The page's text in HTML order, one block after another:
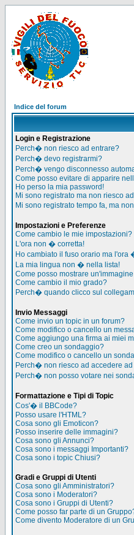
Indice del forum
Login e Registrazione
Perch� non riesco ad entrare?
Perch� devo registrarmi?
Perch� vengo disconnesso
Come posso evitare di apparire
Ho perso la mia password!
Mi sono registrato ma non riesco
Mi sono registrato tempo fa, ma
Impostazioni e Preferenze
Come cambio le mie impostazioni?
L'ora non � corretta!
Ho cambiato il fuso orario ma l'ora
La mia lingua non � nella lista!
Come posso mostrare
Come cambio il mio grado?
Perch� quando clicco sul
Invio Messaggi
Come invio un topic in un forum?
Come modifico o cancello un
Come aggiungo una firma ai miei
Come creo un sondaggio?
Come modifico o cancello un
Perch� non riesco ad accedere
Perch� non posso votare nei
Formattazione e Tipi di Topic
Cos'� il BBCode?
Posso usare l'HTML?
Cosa sono gli Emoticon?
Posso inserire delle immagini?
Cosa sono gli Annunci?
Cosa sono i messaggi Importanti?
Cosa sono i topic Chiusi?
Gradi e Gruppi di Utenti
Cosa sono gli Amministratori?
Cosa sono i Moderatori?
Cosa sono i Gruppi di Utenti?
Come posso far parte di un
Come divento Moderatore di un